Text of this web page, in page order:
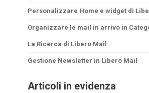
Personalizzare Home e widget di
Organizzare le mail in arrivo in
La Ricerca di Libero Mail
Gestione Newsletter in Libero Mail
Articoli in evidenza